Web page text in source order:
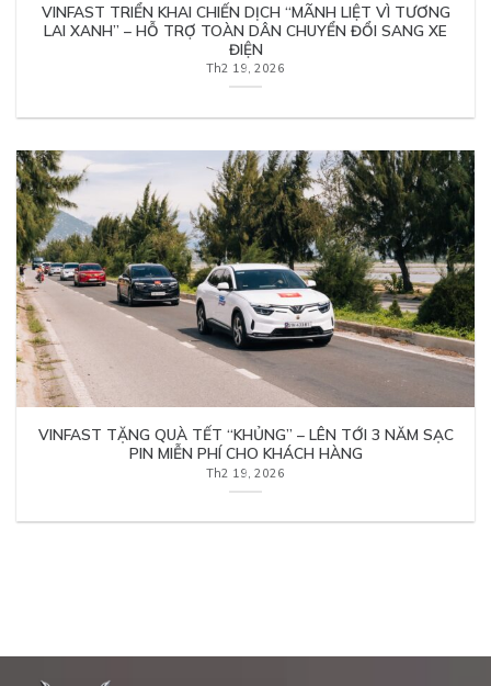
VINFAST TRIỂN KHAI CHIẾN DỊCH “MÃNH LIỆT VÌ TƯƠNG
LAI XANH” – HỖ TRỢ TOÀN DÂN CHUYỂN ĐỔI SANG XE
ĐIỆN
Th2 19, 2026
VINFAST TẶNG QUÀ TẾT “KHỦNG” – LÊN TỚI 3 NĂM SẠC
PIN MIỄN PHÍ CHO KHÁCH HÀNG
Th2 19, 2026